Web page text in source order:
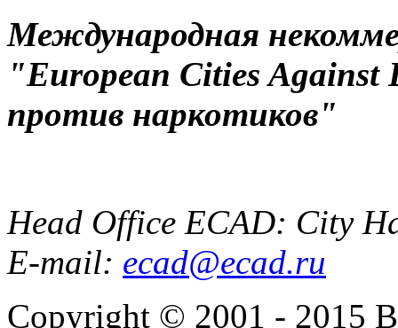
Международная
"European Cities Against
против наркотиков"
Head Office ECAD: City
E-mail: ecad@ecad.ru
Copyright © 2001 - 2015